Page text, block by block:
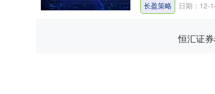
长盈策略 日期：12-
恒汇证